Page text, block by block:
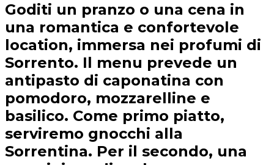
Goditi un pranzo o una cena in
una romantica e confortevole
location, immersa nei profumi di
Sorrento. Il menu prevede un
antipasto di caponatina con
pomodoro, mozzarelline e
basilico. Come primo piatto,
serviremo gnocchi alla
Sorrentina. Per il secondo, una